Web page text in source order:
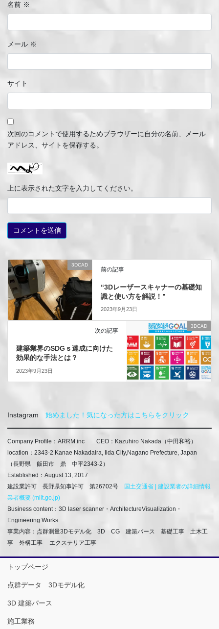
名前 ※
メール ※
サイト
次回のコメントで使用するためブラウザーに自分の名前、メール
アドレス、サイトを保存する。
上に表示された文字を入力してください。
3DCAD
前の記事
“3Dレーザースキャナーの基礎知
識と使い方を解説！”
2023年9月23日
3DCAD
次の記事
建築業界のSDGｓ達成に向けた
効果的な手法とは？
2023年9月23日
Instagram 始めました！気になった方はこちらをクリック
Company Profile：ARRM.inc CEO：Kazuhiro Nakada （中田和裕）
location：2343-2 Kanae Nakadaira, Iida City,Nagano Prefecture, Japan
（長野県 飯田市 鼎 中平2343-2）
Established：August 13, 2017
建設業許可 長野県知事許可 第26702号
国土交通省 | 建設業者の詳細情報
業者概要 (mlit.go.jp)
Business content：3D laser scanner・ArchitectureVisualization・
Engineering Works
事業内容：点群測量3Dモデル化 3D CG 建築パース 基礎工事 土木工
事 外構工事
エクステリア工事
トップページ
点群データ 3Dモデル化
3D 建築パース
施工業務